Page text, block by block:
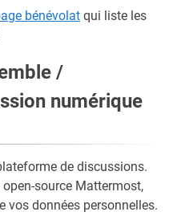
bénévolat qui liste les
/
numérique
de discussions.
source Mattermost,
vos données personnelles.